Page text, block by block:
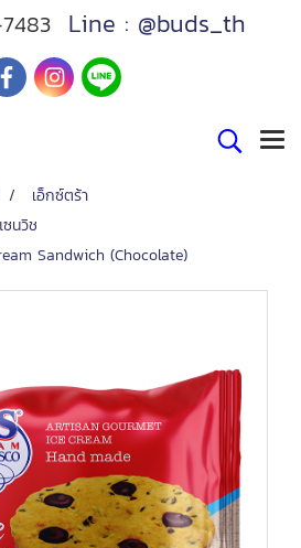
Line : @buds_th
เอ็กซ์ตร้า
นวิช
Sandwich (Chocolate)